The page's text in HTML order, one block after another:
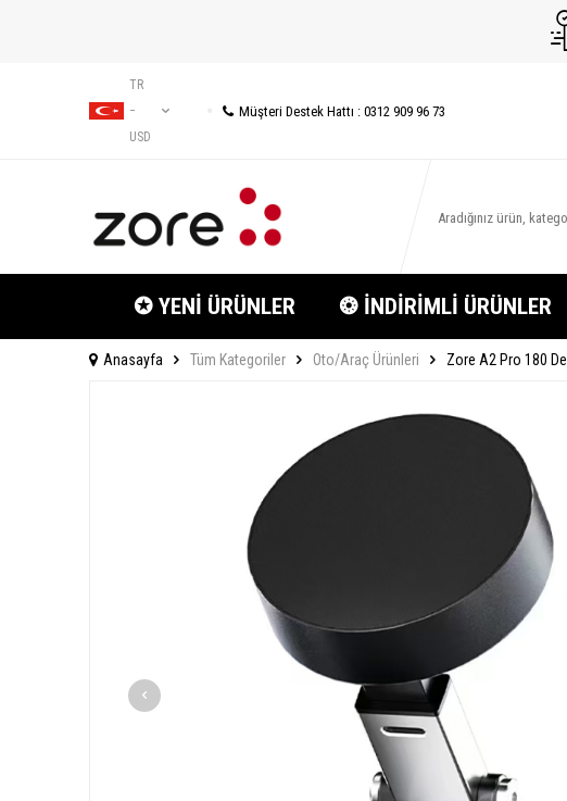
TR
−
USD
Müşteri Destek Hattı : 0312 909 96 73
✪ YENİ ÜRÜNLER ❂ İNDİRİMLİ ÜRÜNLER
Anasayfa Tüm Kategoriler Oto/Araç Ürünleri Zore A2 Pro 180